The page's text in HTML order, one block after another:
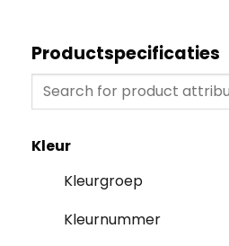
Productspecificaties
Kleur
Kleurgroep
Kleurnummer